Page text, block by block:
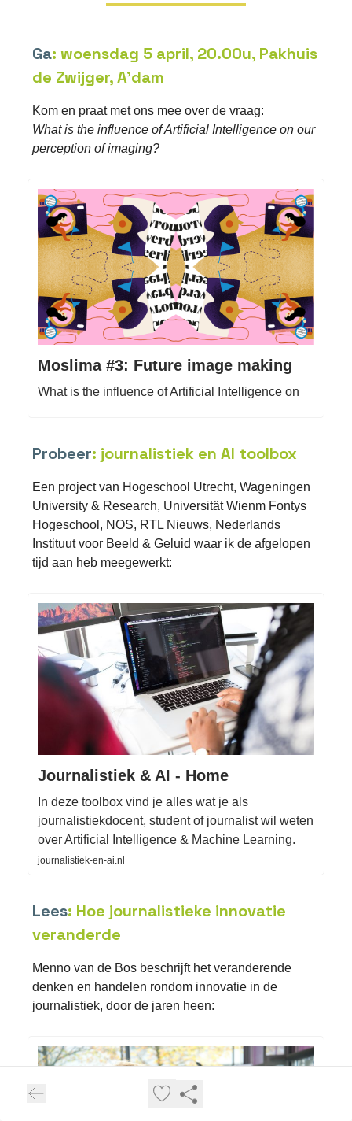
Ga: woensdag 5 april, 20.00u, Pakhuis
de Zwijger, A’dam
Kom en praat met ons mee over de vraag:
What is the influence of Artificial Intelligence on our
perception of imaging?
Moslima #3: Future image making
What is the influence of Artificial Intelligence on
Probeer: journalistiek en AI toolbox
Een project van Hogeschool Utrecht, Wageningen
University & Research, Universität Wienm Fontys
Hogeschool, NOS, RTL Nieuws, Nederlands
Instituut voor Beeld & Geluid waar ik de afgelopen
tijd aan heb meegewerkt:
Journalistiek & AI - Home
In deze toolbox vind je alles wat je als
journalistiekdocent, student of journalist wil weten
over Artificial Intelligence & Machine Learning.
journalistiek-en-ai.nl
Lees: Hoe journalistieke innovatie
veranderde
Menno van de Bos beschrijft het veranderende
denken en handelen rondom innovatie in de
journalistiek, door de jaren heen: